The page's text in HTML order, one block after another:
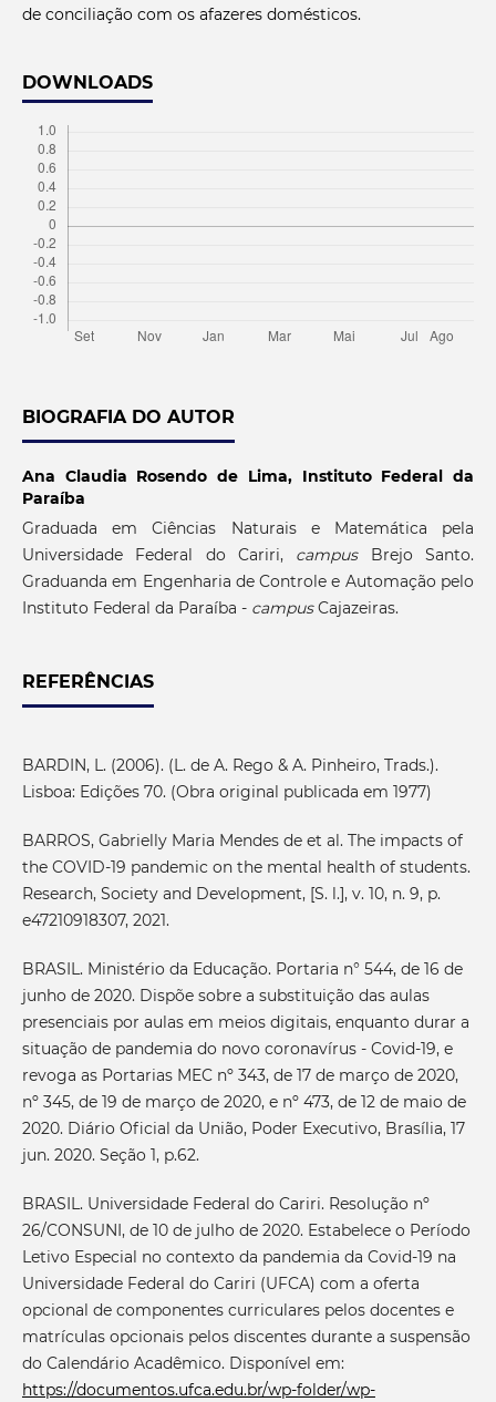
de conciliação com os afazeres domésticos.
DOWNLOADS
BIOGRAFIA DO AUTOR
Ana Claudia Rosendo de Lima, Instituto Federal da
Paraíba
Graduada em Ciências Naturais e Matemática pela
Universidade Federal do Cariri, campusBrejo Santo.
Graduanda em Engenharia de Controle e Automação pelo
Instituto Federal da Paraíba - campusCajazeiras.
REFERÊNCIAS
BARDIN, L. (2006). (L. de A. Rego & A. Pinheiro, Trads.).
Lisboa: Edições 70. (Obra original publicada em 1977)
BARROS, Gabrielly Maria Mendes de et al. The impacts of
the COVID-19 pandemic on the mental health of students.
Research, Society and Development, [S. l.], v. 10, n. 9, p.
e47210918307, 2021.
BRASIL. Ministério da Educação. Portaria n° 544, de 16 de
junho de 2020. Dispõe sobre a substituição das aulas
presenciais por aulas em meios digitais, enquanto durar a
situação de pandemia do novo coronavírus - Covid-19, e
revoga as Portarias MEC nº 343, de 17 de março de 2020,
nº 345, de 19 de março de 2020, e nº 473, de 12 de maio de
2020. Diário Oficial da União, Poder Executivo, Brasília, 17
jun. 2020. Seção 1, p.62.
BRASIL. Universidade Federal do Cariri. Resolução nº
26/CONSUNI, de 10 de julho de 2020. Estabelece o Período
Letivo Especial no contexto da pandemia da Covid-19 na
Universidade Federal do Cariri (UFCA) com a oferta
opcional de componentes curriculares pelos docentes e
matrículas opcionais pelos discentes durante a suspensão
do Calendário Acadêmico. Disponível em:
https://documentos.ufca.edu.br/wp-folder/wp-